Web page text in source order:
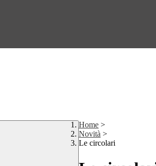
Home >
Novità >
Le circolari